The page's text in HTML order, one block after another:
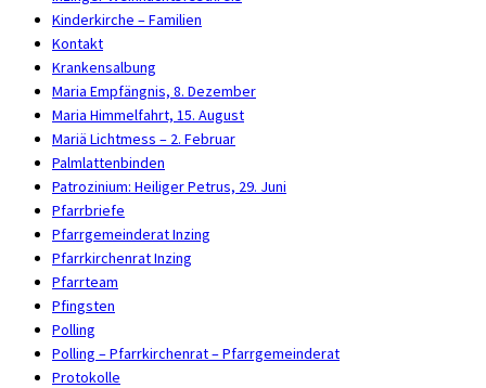
Kinderkirche – Familien
Kontakt
Krankensalbung
Maria Empfängnis, 8. Dezember
Maria Himmelfahrt, 15. August
Mariä Lichtmess – 2. Februar
Palmlattenbinden
Patrozinium: Heiliger Petrus, 29. Juni
Pfarrbriefe
Pfarrgemeinderat Inzing
Pfarrkirchenrat Inzing
Pfarrteam
Pfingsten
Polling
Polling – Pfarrkirchenrat – Pfarrgemeinderat
Protokolle